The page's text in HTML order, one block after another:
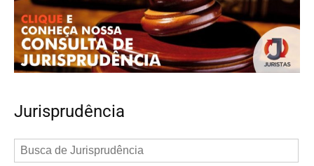
Jurisprudência